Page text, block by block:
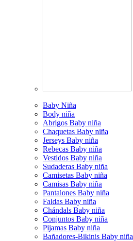
Baby Niña
Body niña
Abrigos Baby niña
Chaquetas Baby niña
Jerseys Baby niña
Rebecas Baby niña
Vestidos Baby niña
Sudaderas Baby niña
Camisetas Baby niña
Camisas Baby niña
Pantalones Baby niña
Faldas Baby niña
Chándals Baby niña
Conjuntos Baby niña
Pijamas Baby niña
Bañadores-Bikinis Baby niña